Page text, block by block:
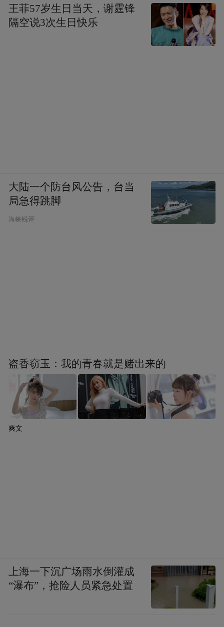
（闪电新闻）
王菲57岁生日当天，谢霆锋
隔空说3次生日快乐
大陆一个防台风公告，台当
局急得跳脚
海峡锐评
盗香窃玉：我的青春就是赌出来的
爽文
上海一下沉广场雨水倒灌成
“瀑布”，抢险人员紧急处置